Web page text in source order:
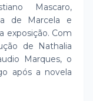
Mascaro,
de Marcela e
exposição. Com
de Nathalia
Marques, o
após a novela